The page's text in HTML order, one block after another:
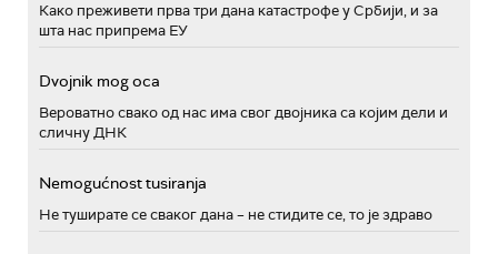
Како преживети прва три дана катастрофе у Србији, и за
шта нас припрема ЕУ
Dvojnik mog oca
Вероватно свако од нас има свог двојника са којим дели и
сличну ДНК
Nemogućnost tusiranja
Не туширате се сваког дана – не стидите се, то је здраво